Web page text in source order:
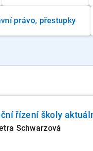
právo, přestupky
řízení školy
Schwarzová